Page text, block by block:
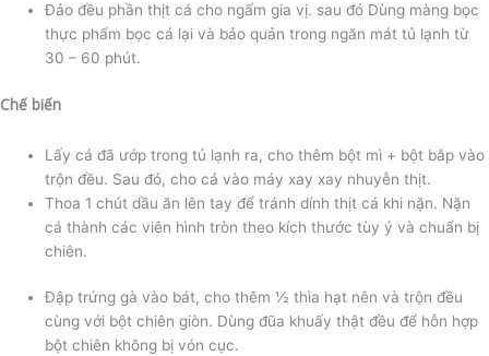
Đảo đều phần thịt cá cho ngấm gia vị. sau đó Dùng màng bọc
thực phẩm bọc cá lại và bảo quản trong ngăn mát tủ lạnh từ
30 – 60 phút.
Chế biến
Lấy cá đã ướp trong tủ lạnh ra, cho thêm bột mì + bột bắp vào
trộn đều. Sau đó, cho cá vào máy xay xay nhuyễn thịt.
Thoa 1 chút dầu ăn lên tay để tránh dính thịt cá khi nặn. Nặn
cá thành các viên hình tròn theo kích thước tùy ý và chuẩn bị
chiên.
Đập trứng gà vào bát, cho thêm ½ thìa hạt nên và trộn đều
cùng với bột chiên giòn. Dùng đũa khuấy thật đều để hỗn hợp
bột chiên không bị vón cục.